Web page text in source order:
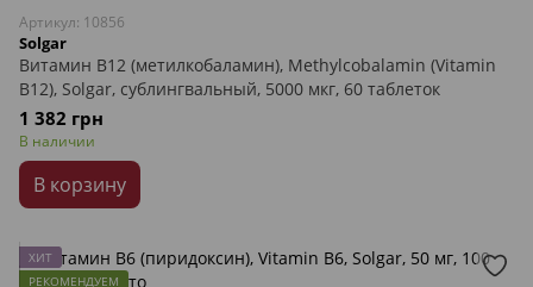
Артикул: 10856
Solgar
Витамин В12 (метилкобаламин), Methylcobalamin (Vitamin
B12), Solgar, сублингвальный, 5000 мкг, 60 таблеток
1 382 грн
В наличии
В корзину
ХИТ
РЕКОМЕНДУЕМ